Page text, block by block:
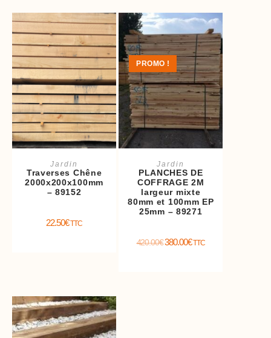
Jardin
Traverses Chêne
2000x200x100mm
– 89152
22.50€ TTC
PROMO !
Jardin
PLANCHES DE
COFFRAGE 2M
largeur mixte
80mm et 100mm EP
25mm – 89271
420.00€380.00€ TTC